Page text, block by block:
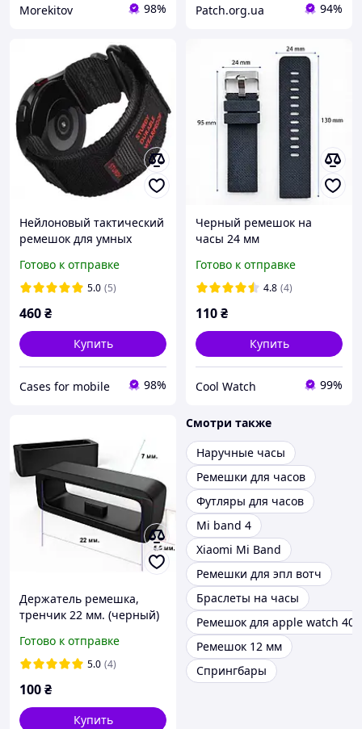
Morekitov 98% Patch.org.ua 94%
Нейлоновый тактический
ремешок для умных
Sturdy черно-красный
Готово к отправке
5.0 (5)
460₴
Купить
Cases for mobile 98%
Черный ремешок на
часы 24 мм
Готово к отправке
4.8 (4)
110₴
Купить
Cool Watch 99%
Держатель ремешка,
тренчик 22 мм. (черный)
Готово к отправке
5.0 (4)
100₴
Купить
Смотри также
Наручные часы
Ремешки для часов
Футляры для часов
Mi band 4
Xiaomi Mi Band
Ремешки для эпл вотч
Браслеты на часы
Ремешок для apple watch
Ремешок 12 мм
Спрингбары